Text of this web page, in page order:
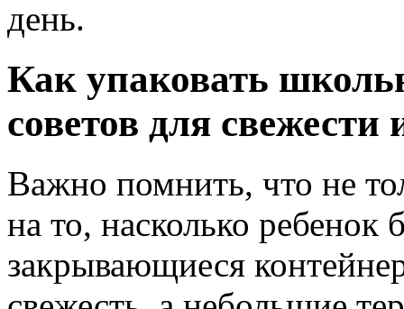
день.
Как упаковать
советов для свежести
Важно помнить, что не
на то, насколько
закрывающиеся